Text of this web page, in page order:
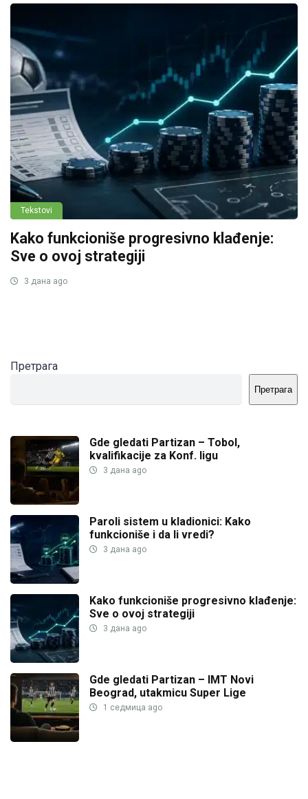
Tekstovi
Kako funkcioniše progresivno klađenje:
Sve o ovoj strategiji
3 дана ago
Претрага
Претрага
Gde gledati Partizan – Tobol,
kvalifikacije za Konf. ligu
3 дана ago
Paroli sistem u kladionici: Kako
funkcioniše i da li vredi?
3 дана ago
Kako funkcioniše progresivno klađenje:
Sve o ovoj strategiji
3 дана ago
Gde gledati Partizan – IMT Novi
Beograd, utakmicu Super Lige
1 седмица ago